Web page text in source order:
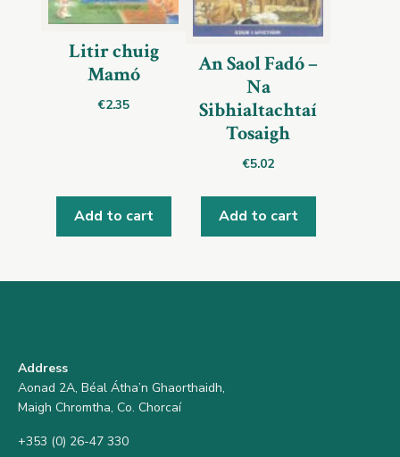
Litir chuig
Mamó
€2.35
Add to cart
An Saol Fadó –
Na
Sibhialtachtaí
Tosaigh
€5.02
Add to cart
Address
Aonad 2A, Béal Átha’n Ghaorthaidh,
Maigh Chromtha, Co. Chorcaí
+353 (0) 26-47 330